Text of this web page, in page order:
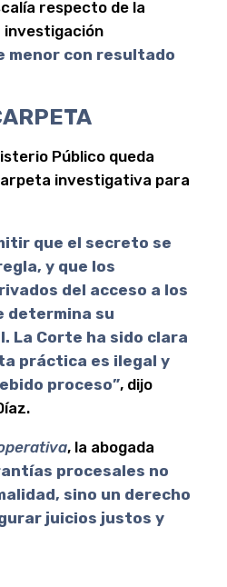
respecto de la
menor con resultado
Público queda
investigativa para
que el secreto se
y que los
del acceso a los
determina su
La Corte ha sido clara
práctica es ilegal y
proceso”, dijo
, la abogada
procesales no
sino un derecho
juicios justos y